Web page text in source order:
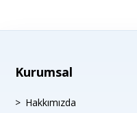
Kurumsal
Hakkımızda